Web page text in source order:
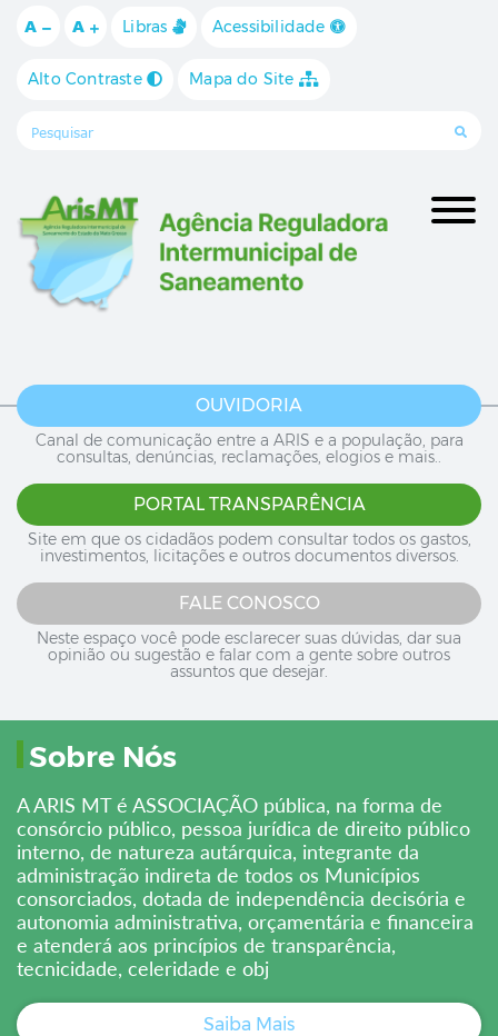
Ir para o conteúdo [alt+1] Ir para o menu [alt+2]
A A Libras Acessibilidade
Alto Contraste Mapa do Site
OUVIDORIA
Canal de comunicação entre a ARIS e a população, para
consultas, denúncias, reclamações, elogios e mais..
PORTAL TRANSPARÊNCIA
Site em que os cidadãos podem consultar todos os gastos,
investimentos, licitações e outros documentos diversos.
FALE CONOSCO
Neste espaço você pode esclarecer suas dúvidas, dar sua
opinião ou sugestão e falar com a gente sobre outros
assuntos que desejar.
Sobre Nós
A ARIS MT é ASSOCIAÇÃO pública, na forma de
consórcio público, pessoa jurídica de direito público
interno, de natureza autárquica, integrante da
administração indireta de todos os Municípios
consorciados, dotada de independência decisória e
autonomia administrativa, orçamentária e financeira
e atenderá aos princípios de transparência,
tecnicidade, celeridade e obj
Saiba Mais